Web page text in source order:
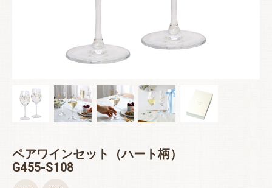
ペアワインセット（ハート柄）
G455-S108